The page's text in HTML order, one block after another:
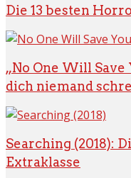
Die 13 besten
„No One Will
dich niemand
Searching (2018):
Extraklasse